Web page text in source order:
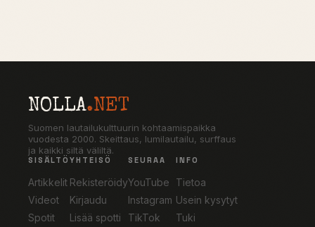
NOLLA.NET
Suomen lautailukulttuurin kohtaamispaikka
vuodesta 2000. Skeittaus, lumilautailu, surffaus
ja kaikki siltä väliltä.
SISÄLTÖ
Artikkelit
Videot
Spotit
YHTEISÖ
Rekisteröidy
Kirjaudu
Lisää spotti
SEURAA
YouTube
Instagram
TikTok
INFO
Tietoa
Usein kysytyt
Tuki